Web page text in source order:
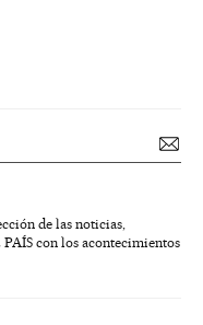
de las noticias,
con los acontecimientos